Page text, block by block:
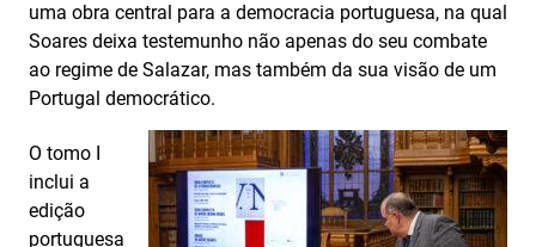
uma obra central para a democracia portuguesa, na qual
Soares deixa testemunho não apenas do seu combate
ao regime de Salazar, mas também da sua visão de um
Portugal democrático.
O tomo I
inclui a
edição
portuguesa